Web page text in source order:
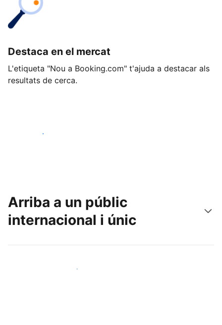
Destaca en el mercat
L'etiqueta "Nou a Booking.com" t'ajuda a destacar als
resultats de cerca.
Comença avui
Arriba a un públic
internacional i únic
Arriba a nous clients avui mateix